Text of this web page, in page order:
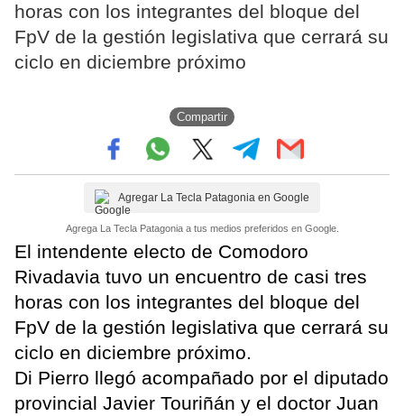
horas con los integrantes del bloque del
FpV de la gestión legislativa que cerrará su
ciclo en diciembre próximo
Compartir
Agregar La Tecla Patagonia en Google
Agrega La Tecla Patagonia a tus medios preferidos en Google.
El intendente electo de Comodoro
Rivadavia tuvo un encuentro de casi tres
horas con los integrantes del bloque del
FpV de la gestión legislativa que cerrará su
ciclo en diciembre próximo.
Di Pierro llegó acompañado por el diputado
provincial Javier Touriñán y el doctor Juan